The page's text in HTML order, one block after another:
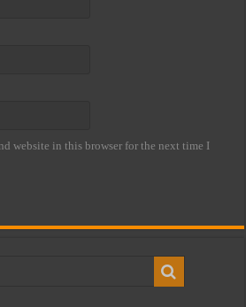
website in this browser for the next time I